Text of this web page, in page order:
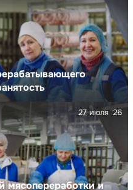
мясопереработки и
27 июля '26